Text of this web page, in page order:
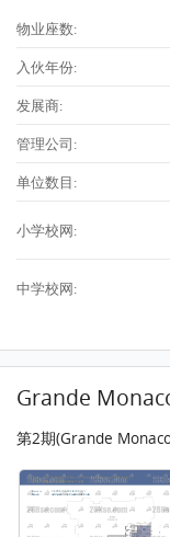
物业座数:
入伙年份:
发展商:
管理公司:
单位数目:
小学校网:
中学校网:
Grande
第2期(Grande